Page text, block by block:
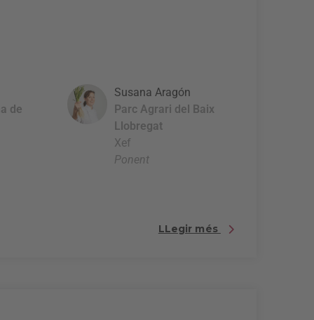
de
Susana Aragón
Parc Agrari del Baix
Llobregat
Xef
Ponent
LLegir més